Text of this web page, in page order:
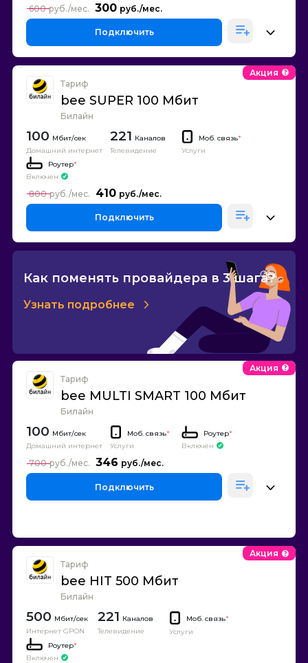
300
600
Подключить
Тариф
bee SUPER 100 Мбит
Билайн
Акция
100
Домашний интернет
221 Каналов
Телевидение
Моб. связь*
Услуги
Роутер*
Включен
410
800
Подключить
Как поменять провайдера в 3 шага?
Узнать подробнее
Тариф
bee MULTI SMART 100 Мбит
Билайн
Акция
100
Домашний интернет
Моб. связь*
Услуги
Роутер*
Включен
346
700
Подключить
Тариф
bee HIT 500 Мбит
Билайн
Акция
500
Интернет GPON
221 Каналов
Телевидение
Моб. связь*
Услуги
Роутер*
Включен